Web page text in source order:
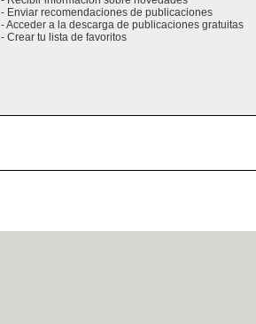
- Enviar recomendaciones de publicaciones
- Acceder a la descarga de publicaciones gratuitas